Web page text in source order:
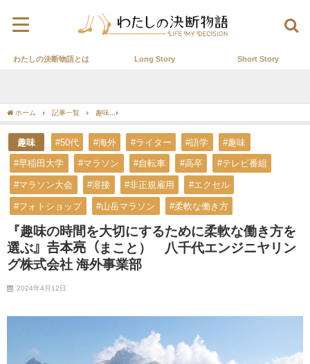
わたしの決断物語とは Long Story Short Story
ホーム 記事一覧 趣味
趣味 #50代 #海外 #ライター #語学 #趣味
#早稲田大学 #マラソン #自転車 #高卒 #テレビ番組
#マラソン大会 #溶接 #非正規雇用 #エクセル
#フォトショップ #山岳マラソン #柔軟な働き方
『趣味の時間を大切にするために柔軟な働き方を
選ぶ』𠮷本亮（まこと） 八千代エンジニヤリン
グ株式会社 海外事業部
2024年4月12日